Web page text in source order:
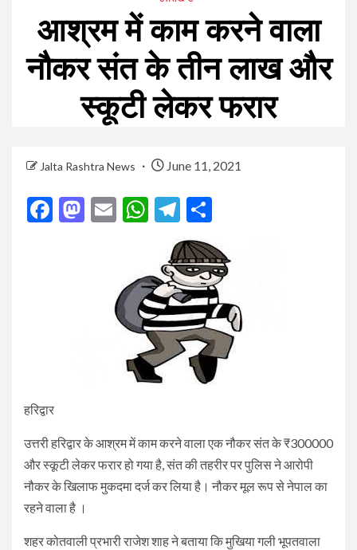
आश्रम में काम करने वाला
नौकर संत के तीन लाख और
स्कूटी लेकर फरार
Jalta Rashtra News June 11, 2021
Facebook
Mastodon
EmailWhatsApp
Telegram
हरिद्वार
उत्तरी हरिद्वार के आश्रम में काम करने वाला एक नौकर संत के ₹300000
और स्कूटी लेकर फरार हो गया है, संत की तहरीर पर पुलिस ने आरोपी
नौकर के खिलाफ मुकदमा दर्ज कर लिया है। नौकर मूल रूप से नेपाल का
रहने वाला है ।
शहर कोतवाली प्रभारी राजेश शाह ने बताया कि मुखिया गली भूपतवाला